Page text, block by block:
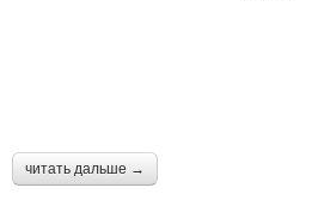
читать дальше →